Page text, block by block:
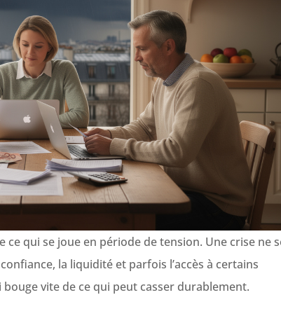
qui se joue en période de tension. Une crise ne
la liquidité et parfois l’accès à certains
vite de ce qui peut casser durablement.